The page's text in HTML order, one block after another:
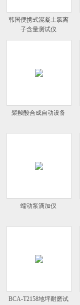
韩国便携式混凝土氯离
子含量测试仪
聚羧酸合成自动设备
蠕动泵滴加仪
BCA-T2158地坪耐磨试